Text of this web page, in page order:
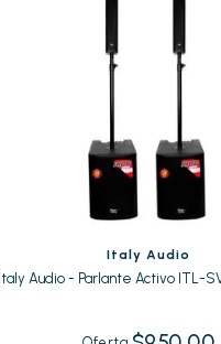
Italy Audio
Italy Audio - Parlante Activo ITL-